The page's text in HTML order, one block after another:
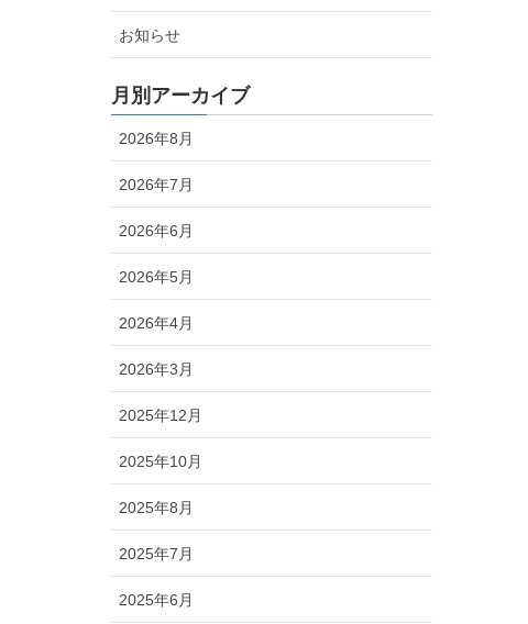
お知らせ
月別アーカイブ
2026年8月
2026年7月
2026年6月
2026年5月
2026年4月
2026年3月
2025年12月
2025年10月
2025年8月
2025年7月
2025年6月